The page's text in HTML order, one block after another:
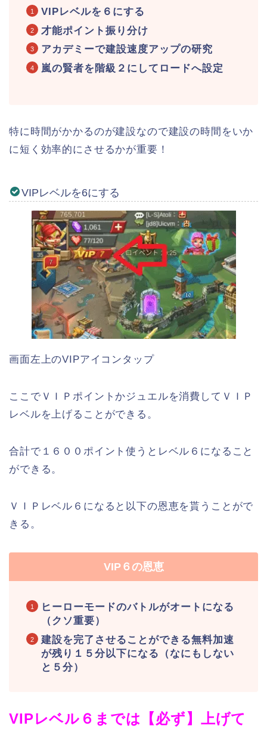
VIPレベルを６にする
才能ポイント振り分け
アカデミーで建設速度アップの研究
嵐の賢者を階級２にしてロードへ設定
特に時間がかかるのが建設なので建設の時間をいか
に短く効率的にさせるかが重要！
VIPレベルを6にする
画面左上のVIPアイコンタップ
ここでＶＩＰポイントかジュエルを消費してＶＩＰ
レベルを上げることができる。
合計で１６００ポイント使うとレベル６になること
ができる。
ＶＩＰレベル６になると以下の恩恵を貰うことがで
きる。
VIP６の恩恵
ヒーローモードのバトルがオートになる
（クソ重要）
建設を完了させることができる無料加速
が残り１５分以下になる（なにもしない
と５分）
VIPレベル６までは【必ず】上げて